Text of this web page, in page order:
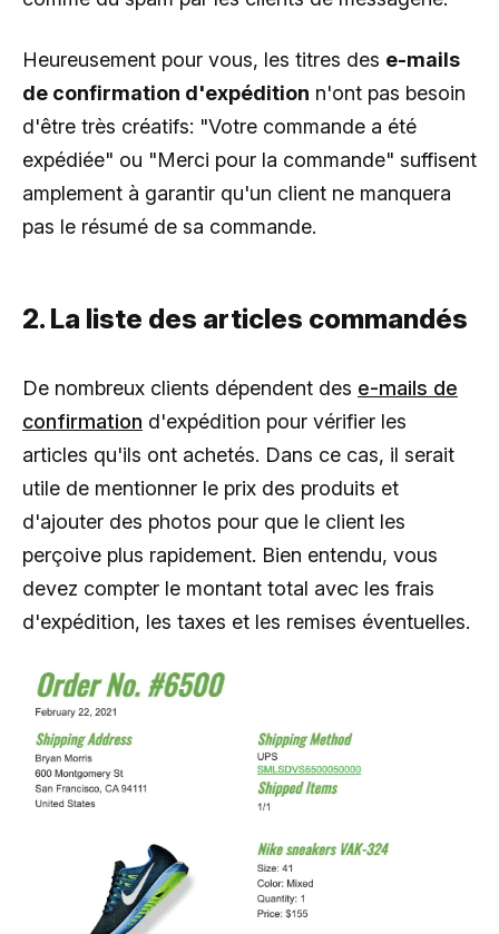
Heureusement pour vous, les titres des e-mails
de confirmation d'expédition n'ont pas besoin
d'être très créatifs: "Votre commande a été
expédiée" ou "Merci pour la commande" suffisent
amplement à garantir qu'un client ne manquera
pas le résumé de sa commande.
2. La liste des articles commandés
De nombreux clients dépendent des e-mails de
confirmation d'expédition pour vérifier les
articles qu'ils ont achetés. Dans ce cas, il serait
utile de mentionner le prix des produits et
d'ajouter des photos pour que le client les
perçoive plus rapidement. Bien entendu, vous
devez compter le montant total avec les frais
d'expédition, les taxes et les remises éventuelles.